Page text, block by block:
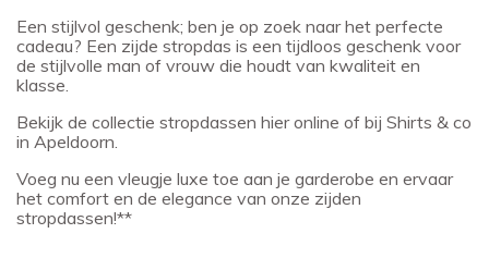
Een stijlvol geschenk; ben je op zoek naar het perfecte
cadeau? Een zijde stropdas is een tijdloos geschenk voor
de stijlvolle man of vrouw die houdt van kwaliteit en
klasse.
Bekijk de collectie stropdassen hier online of bij Shirts & co
in Apeldoorn.
Voeg nu een vleugje luxe toe aan je garderobe en ervaar
het comfort en de elegance van onze zijden
stropdassen!**